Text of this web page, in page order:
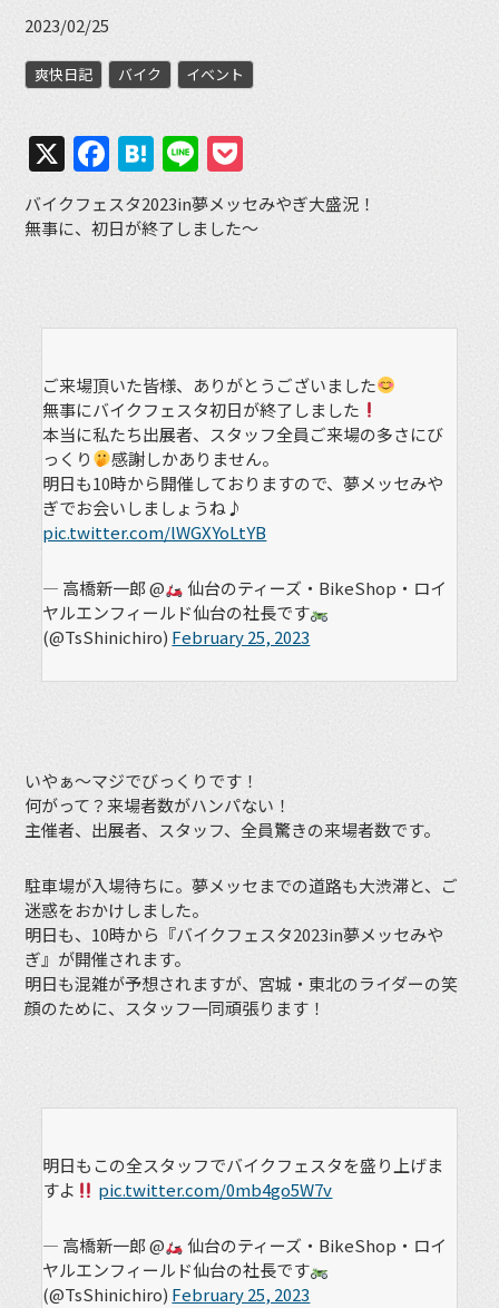
2023/02/25
爽快日記 バイク イベント
X Facebook
Hatena
Line
バイクフェスタ2023in夢メッセみやぎ大盛況！
無事に、初日が終了しました～
ご来場頂いた皆様、ありがとうございました
無事にバイクフェスタ初日が終了しました
本当に私たち出展者、スタッフ全員ご来場の多さにび
っくり
感謝しかありません。
明日も10時から開催しておりますので、夢メッセみや
ぎでお会いしましょうね♪
pic.twitter.com/lWGXYoLtYB
— 高橋新一郎 @
仙台のティーズ・BikeShop・ロイ
ヤルエンフィールド仙台の社長です
(@TsShinichiro) February 25, 2023
いやぁ～マジでびっくりです！
何がって？来場者数がハンパない！
主催者、出展者、スタッフ、全員驚きの来場者数です。
駐車場が入場待ちに。夢メッセまでの道路も大渋滞と、ご
迷惑をおかけしました。
明日も、10時から『バイクフェスタ2023in夢メッセみや
ぎ』が開催されます。
明日も混雑が予想されますが、宮城・東北のライダーの笑
顔のために、スタッフ一同頑張ります！
明日もこの全スタッフでバイクフェスタを盛り上げま
すよ
pic.twitter.com/0mb4go5W7v
— 高橋新一郎 @
仙台のティーズ・BikeShop・ロイ
ヤルエンフィールド仙台の社長です
(@TsShinichiro) February 25, 2023